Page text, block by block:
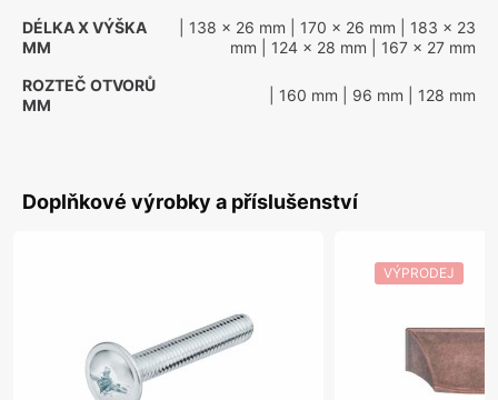
DÉLKA X VÝŠKA
MM
| 138 x 26 mm | 170 x 26 mm | 183 x 23
mm | 124 x 28 mm | 167 x 27 mm
ROZTEČ OTVORŮ
MM
| 160 mm | 96 mm | 128 mm
Doplňkové výrobky a příslušenství
VÝPRODEJ